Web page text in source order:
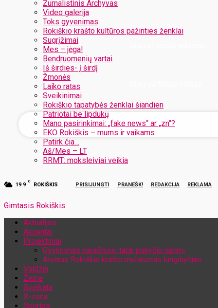
Žurnalistinis Archyvas
Video galerija
Toks gyvenimas
Rokiškio krašto kultūros pažinties ženklai
Sugrįžimai
Mes – jėga!
Bendruomenių vartai
Iš širdies- į širdį
Žmonės
Laiko ratas
Sveikinimai
Rokiškio tapatybės ženklai šiandien
Patriotai be lipdukų
Mano pasirinkimai: „fake news“ ar „zn“?
EKO Rokiškis – mums ir vaikams
Patirk čia…
Aš/Mes – LT
RRMT: moksleiviai veikia
19.9
C
ROKIŠKIS PRISIJUNGTI PRANEŠK! REDAKCIJA REKLAMA
Gimtasis Rokiškis
Aktualijos
Akcentai
Projektiniai
Gyvenimas paraštėse: tapk pokyčio dalimi
Atvėrus Rokiškio krašto muliavotas lunginyčias
Valdžia
Žemė
Sveikata
X-zona
Sportas